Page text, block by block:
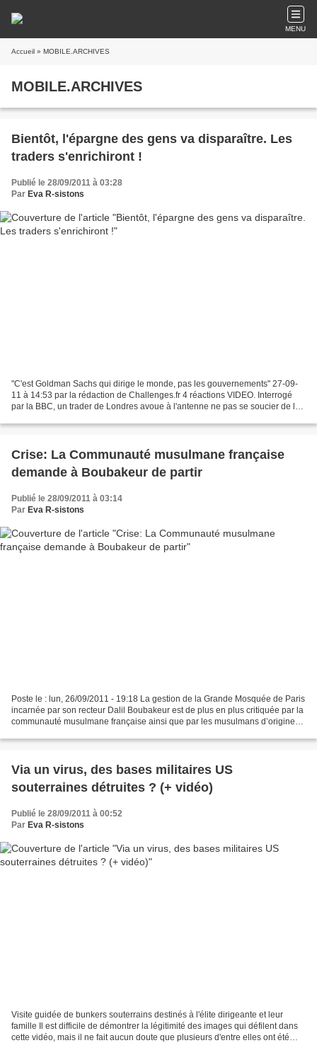
MENU
Accueil » MOBILE.ARCHIVES
MOBILE.ARCHIVES
Bientôt, l'épargne des gens va disparaître. Les
traders s'enrichiront !
Publié le 28/09/2011 à 03:28
Par Eva R-sistons
"C'est Goldman Sachs qui dirige le monde, pas les gouvernements" 27-09-
11 à 14:53 par la rédaction de Challenges.fr 4 réactions VIDEO. Interrogé
par la BBC, un trader de Londres avoue à l'antenne ne pas se soucier de la
Crise: La Communauté musulmane française
demande à Boubakeur de partir
Publié le 28/09/2011 à 03:14
Par Eva R-sistons
Poste le : lun, 26/09/2011 - 19:18 La gestion de la Grande Mosquée de Paris
incarnée par son recteur Dalil Boubakeur est de plus en plus critiquée par la
communauté musulmane française ainsi que par les musulmans d’origine
Via un virus, des bases militaires US
souterraines détruites ? (+ vidéo)
Publié le 28/09/2011 à 00:52
Par Eva R-sistons
Visite guidée de bunkers souterrains destinés à l'élite dirigeante et leur
famille Il est difficile de démontrer la légitimité des images qui défilent dans
cette vidéo, mais il ne fait aucun doute que plusieurs d'entre elles ont été